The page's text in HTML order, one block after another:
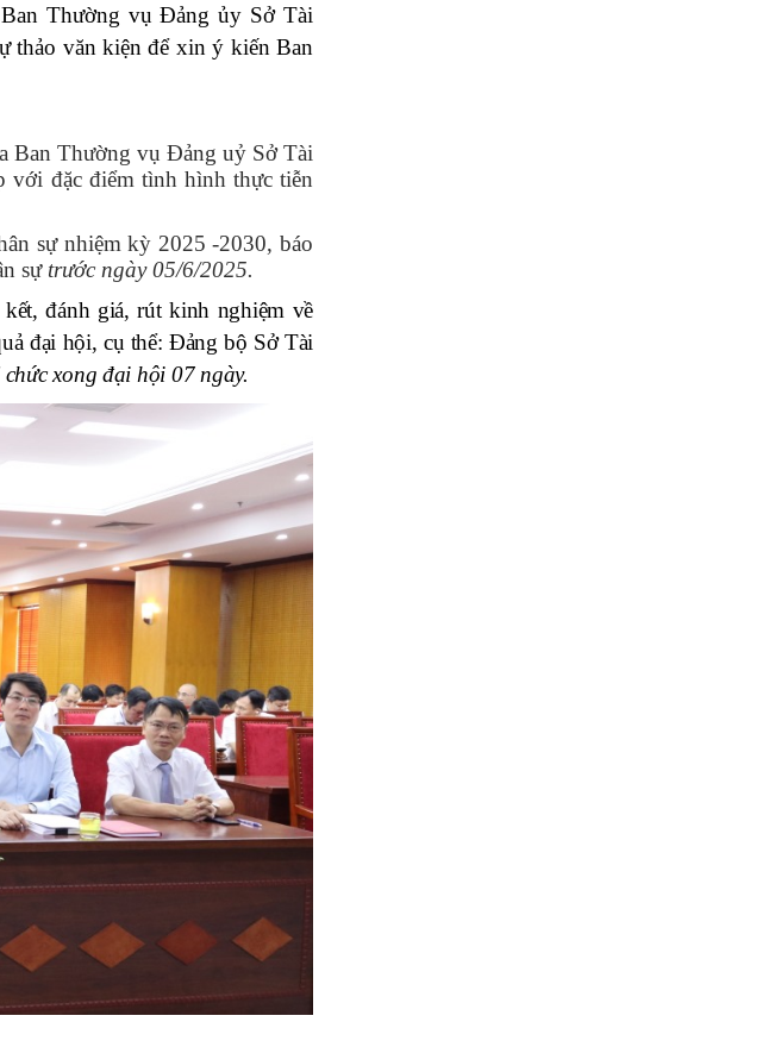
Thường vụ Đảng ủy Sở Tài
thảo văn kiện để xin ý kiến Ban
Ban Thường vụ Đảng uỷ Sở Tài
với đặc điểm tình hình thực tiễn
sự nhiệm kỳ 2025 -2030, báo
sự trước ngày 05/6/2025.
đánh giá, rút kinh nghiệm về
đại hội, cụ thể: Đảng bộ Sở Tài
xong đại hội 07 ngày.